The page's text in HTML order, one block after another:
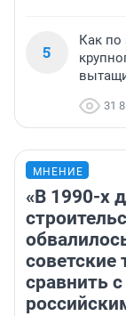
5
Как по
31
МНЕНИЕ
«В 1990-х
советские
сравнить с